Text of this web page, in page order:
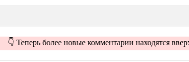
👇 Теперь более новые комментарии находятся